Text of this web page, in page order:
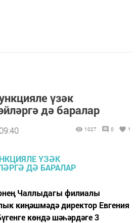
үзәк
дә баралар
1027 0 1
Чаллыдагы филиалы
киңәшмәдә директор Евгения
көндә шәһәрдәге 3